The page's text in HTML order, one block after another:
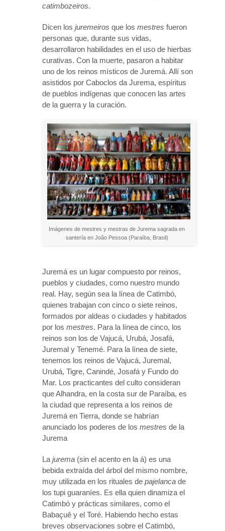
catimbozeiros.
Dicen los juremeiros que los mestres fueron
personas que, durante sus vidas,
desarrollaron habilidades en el uso de hierbas
curativas. Con la muerte, pasaron a habitar
uno de los reinos místicos de Juremá. Allí son
asistidos por Caboclos da Jurema, espíritus
de pueblos indígenas que conocen las artes
de la guerra y la curación.
Imágenes de mestres y mestras de Jurema sagrada en
santería en João Pessoa (Paraíba, Brasil)
Juremá es un lugar compuesto por reinos,
pueblos y ciudades, como nuestro mundo
real. Hay, según sea la línea de Catimbó,
quienes trabajan con cinco o siete reinos,
formados por aldeas o ciudades y habitados
por los mestres. Para la línea de cinco, los
reinos son los de Vajucá, Urubá, Josafá,
Juremal y Tenemé. Para la línea de siete,
tenemos los reinos de Vajucá, Juremal,
Urubá, Tigre, Canindé, Josafá y Fundo do
Mar. Los practicantes del culto consideran
que Alhandra, en la costa sur de Paraíba, es
la ciudad que representa a los reinos de
Juremá en Tierra, donde se habrían
anunciado los poderes de los mestres de la
Jurema
La jurema (sin el acento en la á) es una
bebida extraída del árbol del mismo nombre,
muy utilizada en los rituales de pajelanca de
los tupi guaraníes. Es ella quien dinamiza el
Catimbó y prácticas similares, como el
Babaçuê y el Toré. Habiendo hecho estas
breves observaciones sobre el Catimbó,